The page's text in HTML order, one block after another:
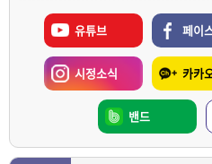
유튜브 페이
시정소식 카카
밴드